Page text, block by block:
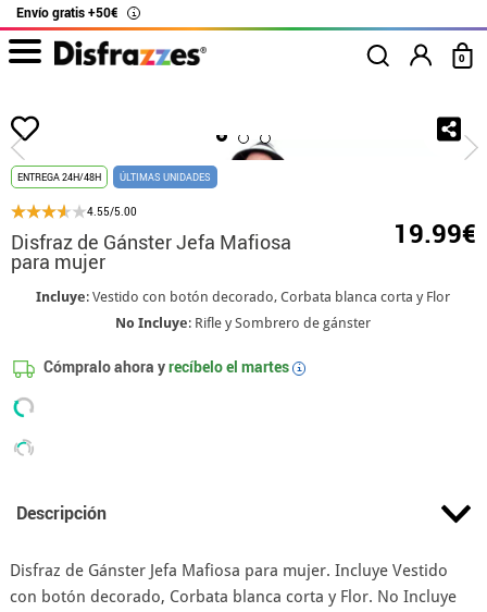
Envío gratis +50€ i
0
Inicio Disfraz de Gánster
ENTREGA 24H/48H ÚLTIMAS UNIDADES
4.55/5.00
Disfraz de Gánster Jefa Mafiosa
para mujer
19.99€
Incluye: Vestido con botón decorado, Corbata blanca corta y Flor
No Incluye: Rifle y Sombrero de gánster
Cómpralo ahora yrecíbelo el martes i
Descripción
Disfraz de Gánster Jefa Mafiosa para mujer. Incluye Vestido
con botón decorado, Corbata blanca corta y Flor. No Incluye